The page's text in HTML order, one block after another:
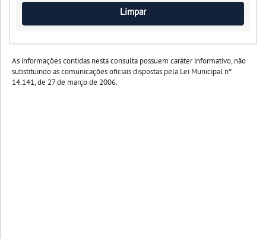
As informações contidas nesta consulta possuem caráter informativo, não
substituindo as comunicações oficiais dispostas pela Lei Municipal nº
14.141, de 27 de março de 2006.